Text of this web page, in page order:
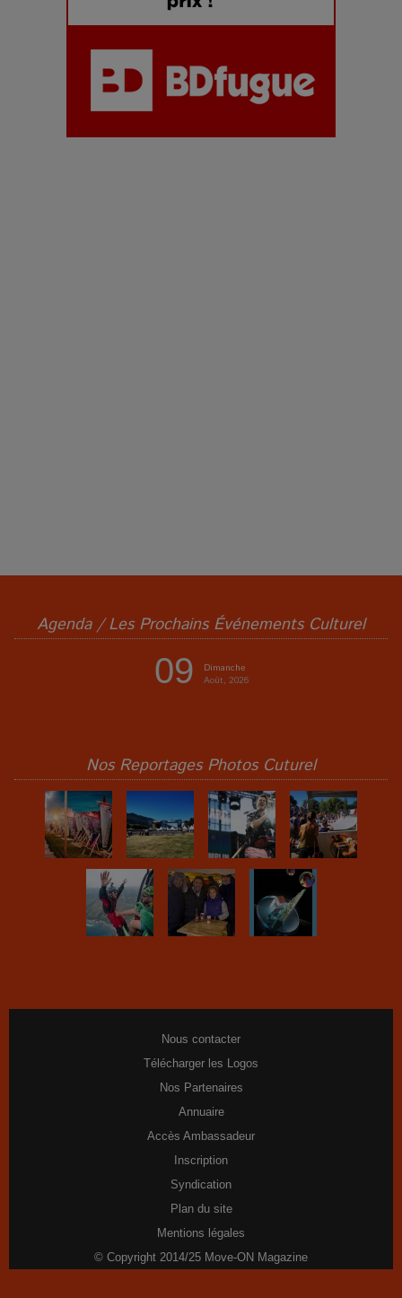
Agenda / Les Prochains Événements Culturel
09
Dimanche
Août, 2026
Nos Reportages Photos Cuturel
Nous contacter
Télécharger les Logos
Nos Partenaires
Annuaire
Accès Ambassadeur
Inscription
Syndication
Plan du site
Mentions légales
© Copyright 2014/25 Move-ON Magazine